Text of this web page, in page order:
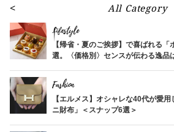
All Category
Lifestyle
【帰省・夏のご挨拶】で喜ばれる「
選。〈価格別〉センスが伝わる逸品
Fashion
【エルメス】オシャレな40代が愛用
ニ財布」＜スナップ6選＞